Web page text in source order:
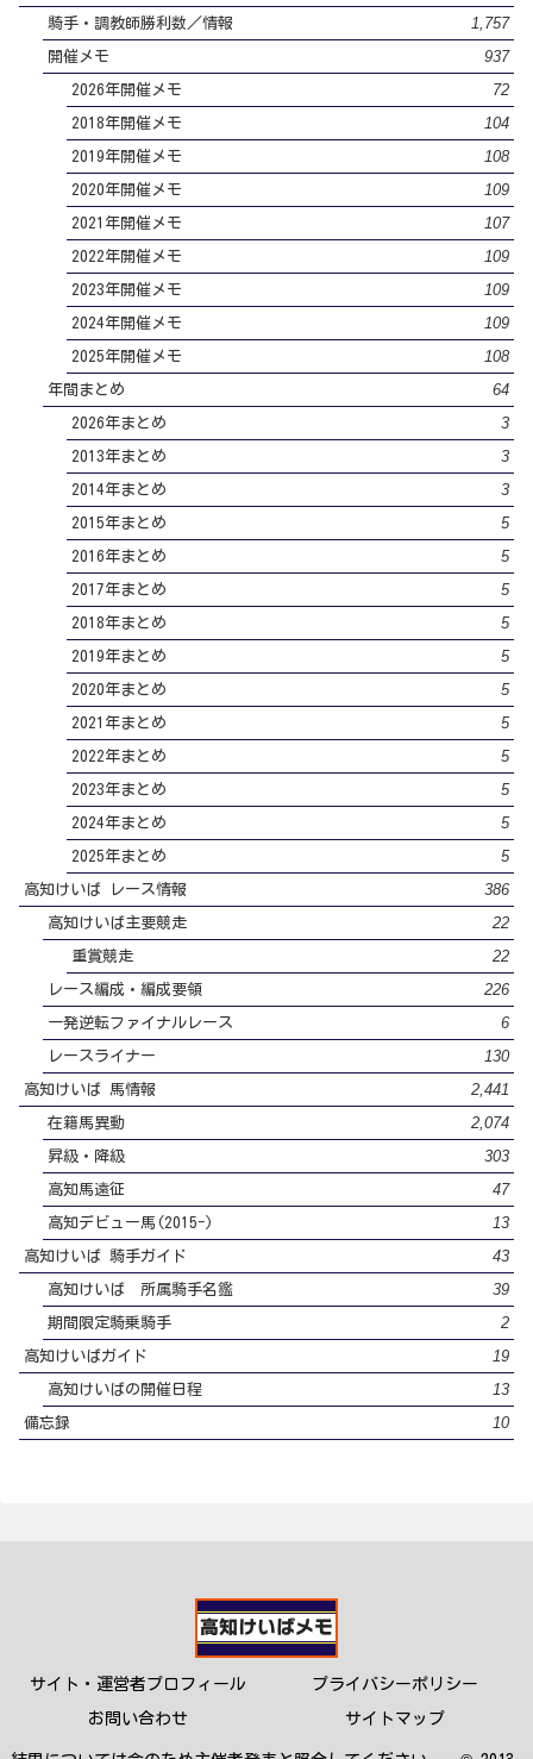
騎手・調教師勝利数／情報 1,757
開催メモ 937
2026年開催メモ 72
2018年開催メモ 104
2019年開催メモ 108
2020年開催メモ 109
2021年開催メモ 107
2022年開催メモ 109
2023年開催メモ 109
2024年開催メモ 109
2025年開催メモ 108
年間まとめ 64
2026年まとめ 3
2013年まとめ 3
2014年まとめ 3
2015年まとめ 5
2016年まとめ 5
2017年まとめ 5
2018年まとめ 5
2019年まとめ 5
2020年まとめ 5
2021年まとめ 5
2022年まとめ 5
2023年まとめ 5
2024年まとめ 5
2025年まとめ 5
高知けいば レース情報 386
高知けいば主要競走 22
重賞競走 22
レース編成・編成要領 226
一発逆転ファイナルレース 6
レースライナー 130
高知けいば 馬情報 2,441
在籍馬異動 2,074
昇級・降級 303
高知馬遠征 47
高知デビュー馬(2015-) 13
高知けいば 騎手ガイド 43
高知けいば 所属騎手名鑑 39
期間限定騎乗騎手 2
高知けいばガイド 19
高知けいばの開催日程 13
備忘録 10
サイト・運営者プロフィール プライバシーポリシー
お問い合わせ サイトマップ